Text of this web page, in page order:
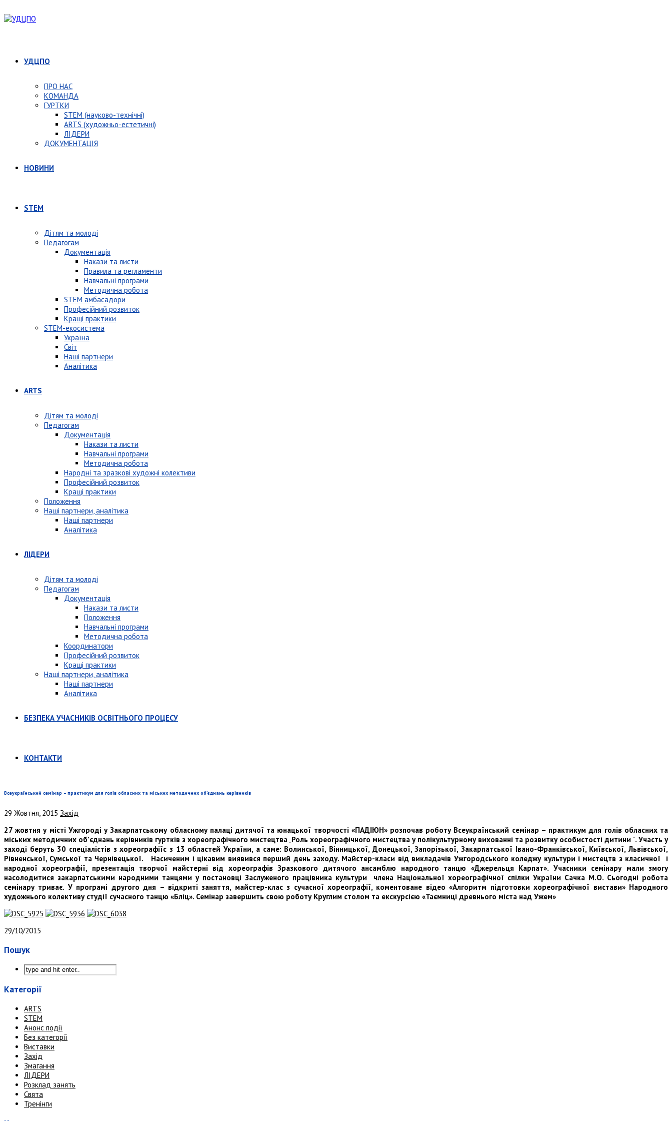
УДЦПО
ПРО НАС
КОМАНДА
ГУРТКИ
STEM (науково-технічні)
ARTS (художньо-естетичні)
ЛІДЕРИ
ДОКУМЕНТАЦІЯ
НОВИНИ
STEM
Дітям та молоді
Педагогам
Документація
Накази та листи
Правила та регламенти
Навчальні програми
Методична робота
STEM амбасадори
Професійний розвиток
Кращі практики
STEM-екосистема
Україна
Світ
Наші партнери
Аналітика
ARTS
Дітям та молоді
Педагогам
Документація
Накази та листи
Навчальні програми
Методична робота
Народні та зразкові художні колективи
Професійний розвиток
Кращі практики
Положення
Наші партнери, аналітика
Наші партнери
Аналітика
ЛІДЕРИ
Дітям та молоді
Педагогам
Документація
Накази та листи
Положення
Навчальні програми
Методична робота
Координатори
Професійний розвиток
Кращі практики
Наші партнери, аналітика
Наші партнери
Аналітика
БЕЗПЕКА УЧАСНИКІВ ОСВІТНЬОГО ПРОЦЕСУ
КОНТАКТИ
Всеукраїнський семінар – практикум для голів обласних та міських методичних об’єднань керівників
29 Жовтня, 2015 Захід
27 жовтня у місті Ужгороді у Закарпатському обласному палаці дитячої та юнацької творчості «ПАДІЮН» розпочав роботу Всеукраїнський семінар – практикум для голів обласних та
міських методичних об’єднань керівників гуртків з хореографічного мистецтва„Роль хореографічного мистецтва у полікультурному вихованні та розвитку особистості дитини ”. Участь у
заході беруть 30 спеціалістів з хореографіїс з 13 областей України, а саме: Волинської, Вінницької, Донецької, Запорізької, Закарпатської Івано-Франківської, Київської, Львівської,
Рівненської, Сумської та Чернівецької. Насиченим і цікавим виявився перший день заходу. Майстер-класи від викладачів Ужгородського коледжу культури і мистецтв з класичної і
народної хореографії, презентація творчої майстерні від хореографів Зразкового дитячого ансамблю народного танцю «Джерельця Карпат». Учасники семінару мали змогу
насолодитися закарпатськими народними танцями у постановці Заслуженого працівника культури члена Національної хореографічної спілки України Сачка М.О. Сьогодні робота
семінару триває. У програмі другого дня – відкриті заняття, майстер-клас з сучасної хореографії, коментоване відео «Алгоритм підготовки хореографічної вистави» Народного
художнього колективу студії сучасного танцю «Бліц». Семінар завершить свою роботу Круглим столом та екскурсією «Таємниці древнього міста над Ужем»
29/10/2015
Пошук
Категорії
ARTS
STEM
Анонс події
Без категорії
Виставки
Захід
Змагання
ЛІДЕРИ
Розклад занять
Свята
Тренінги